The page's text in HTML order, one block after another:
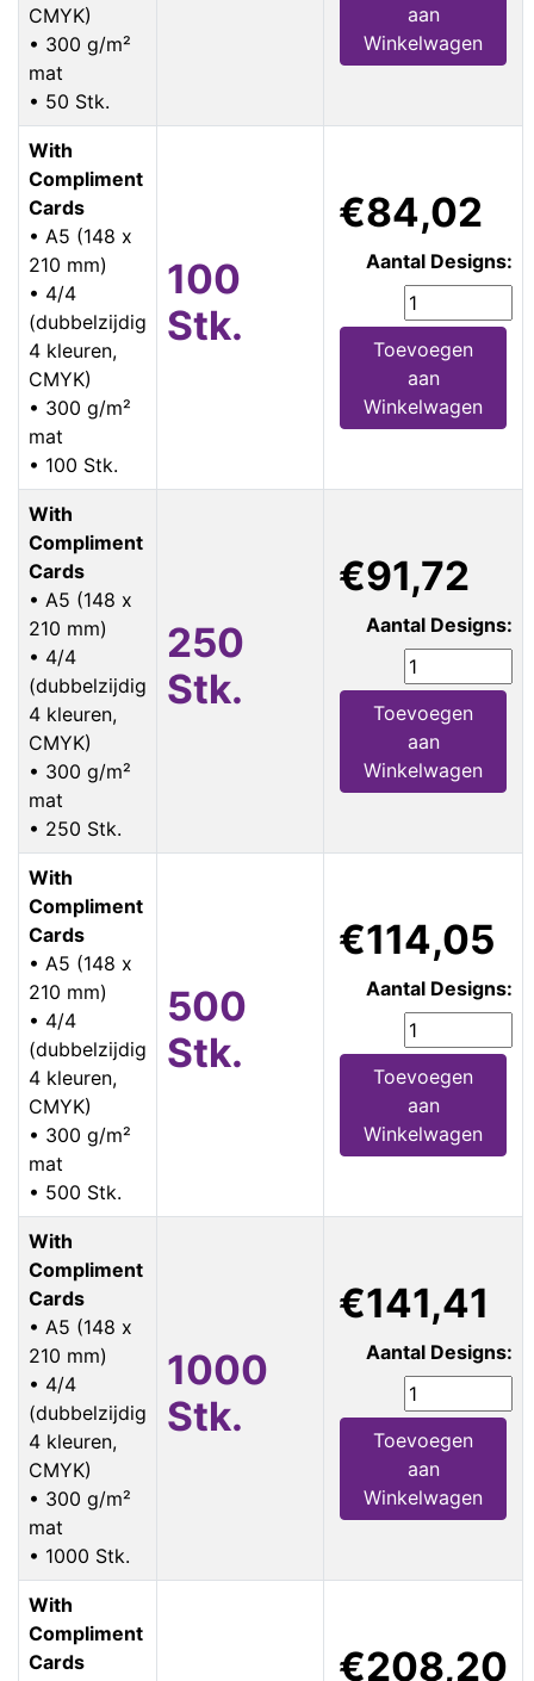
CMYK)
• 300 g/m²
mat
• 50 Stk.
aan
Winkelwagen
With
Compliment
Cards
• A5 (148 x
210 mm)
• 4/4
(dubbelzijdig
4 kleuren,
CMYK)
• 300 g/m²
mat
• 100 Stk.
100
Stk.
€84,02
Aantal Designs:
Toevoegen
aan
Winkelwagen
With
Compliment
Cards
• A5 (148 x
210 mm)
• 4/4
(dubbelzijdig
4 kleuren,
CMYK)
• 300 g/m²
mat
• 250 Stk.
250
Stk.
€91,72
Aantal Designs:
Toevoegen
aan
Winkelwagen
With
Compliment
Cards
• A5 (148 x
210 mm)
• 4/4
(dubbelzijdig
4 kleuren,
CMYK)
• 300 g/m²
mat
• 500 Stk.
500
Stk.
€114,05
Aantal Designs:
Toevoegen
aan
Winkelwagen
With
Compliment
Cards
• A5 (148 x
210 mm)
• 4/4
(dubbelzijdig
4 kleuren,
CMYK)
• 300 g/m²
mat
• 1000 Stk.
1000
Stk.
€141,41
Aantal Designs:
Toevoegen
aan
Winkelwagen
With
Compliment
Cards
€208,20